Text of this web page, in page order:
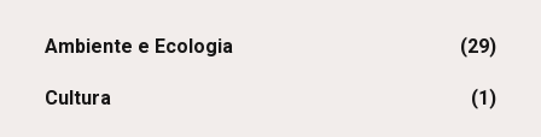
Ambiente e Ecologia (29)
Cultura (1)